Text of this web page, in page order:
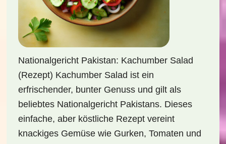
Nationalgericht Pakistan: Kachumber Salad
(Rezept) Kachumber Salad ist ein
erfrischender, bunter Genuss und gilt als
beliebtes Nationalgericht Pakistans. Dieses
einfache, aber köstliche Rezept vereint
knackiges Gemüse wie Gurken, Tomaten und